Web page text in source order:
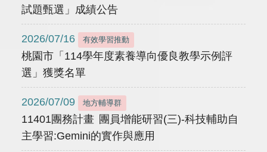
試題甄選」成績公告
2026/07/16 有效學習推動
桃園市「114學年度素養導向優良教學示例評
選」獲獎名單
2026/07/09 地方輔導群
11401團務計畫 團員增能研習(三)-科技輔助自
主學習:Gemini的實作與應用